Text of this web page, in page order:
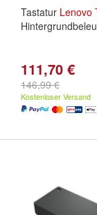
Tastatur Lenovo
111,70 €
146,99 €
Kostenloser Versand